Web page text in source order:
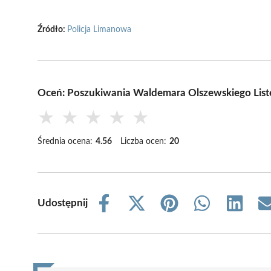
Źródło: Policja Limanowa
Oceń: Poszukiwania Waldemara Olszewskiego
★ ★ ★ ★ ★
Średnia ocena: 4.56 Liczba ocen: 20
Udostępnij
Share
Share
(Twitter)
Share
Share
Share